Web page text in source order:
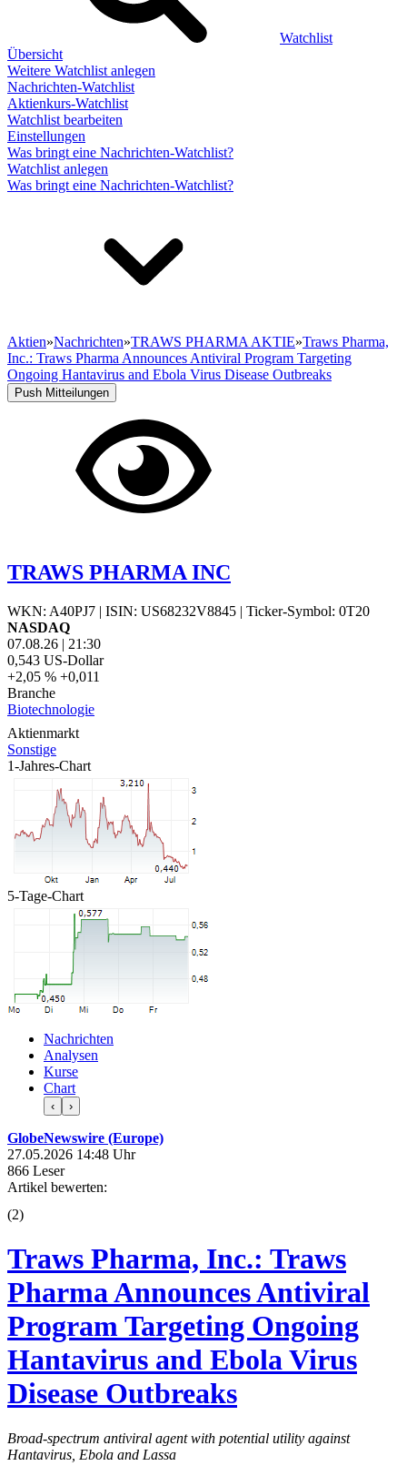
Watchlist
Übersicht
Weitere Watchlist anlegen
Nachrichten-Watchlist
Aktienkurs-Watchlist
Watchlist bearbeiten
Einstellungen
Was bringt eine Nachrichten-Watchlist?
Watchlist anlegen
Was bringt eine Nachrichten-Watchlist?
Aktien»Nachrichten»TRAWS PHARMA AKTIE»Traws Pharma,
Inc.: Traws Pharma Announces Antiviral Program Targeting
Ongoing Hantavirus and Ebola Virus Disease Outbreaks
Push Mitteilungen
TRAWS PHARMA INC
WKN: A40PJ7 | ISIN: US68232V8845 | Ticker-Symbol: 0T20
NASDAQ
07.08.26 | 21:30
0,543 US-Dollar
+2,05 % +0,011
Branche
Biotechnologie
Aktienmarkt
Sonstige
1-Jahres-Chart
5-Tage-Chart
Nachrichten
Analysen
Kurse
Chart
‹ ›
GlobeNewswire (Europe)
27.05.2026 14:48 Uhr
866 Leser
Artikel bewerten:
(2)
Traws Pharma, Inc.: Traws
Pharma Announces Antiviral
Program Targeting Ongoing
Hantavirus and Ebola Virus
Disease Outbreaks
Broad-spectrum antiviral agent with potential utility against
Hantavirus, Ebola and Lassa